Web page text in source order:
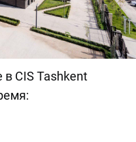
в CIS Tashkent